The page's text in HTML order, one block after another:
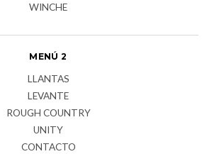
WINCHE
MENÚ 2
LLANTAS
LEVANTE
ROUGH COUNTRY
UNITY
CONTACTO